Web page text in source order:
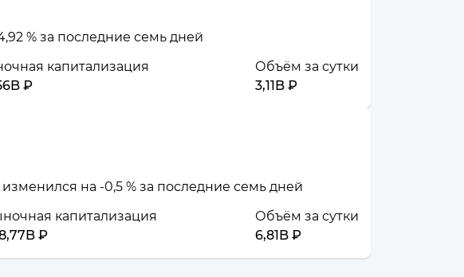
% за последние семь дней
капитализация
₽
Объём за сутки
3,11B ₽
на -0,5 % за последние семь дней
капитализация
₽
Объём за сутки
6,81B ₽